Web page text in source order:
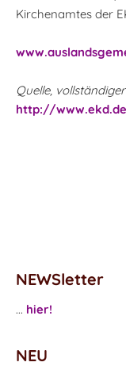
Kirchenamtes der
Quelle,
http://
NEWSletter
... hier!
NEU